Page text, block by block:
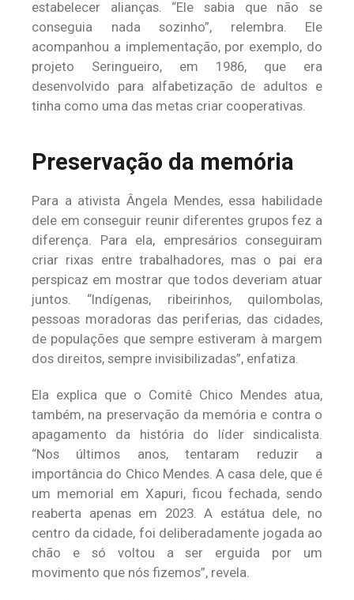
estabelecer alianças. “Ele sabia que não se
conseguia nada sozinho”, relembra. Ele
acompanhou a implementação, por exemplo, do
projeto Seringueiro, em 1986, que era
desenvolvido para alfabetização de adultos e
tinha como uma das metas criar cooperativas.
Preservação da memória
Para a ativista Ângela Mendes, essa habilidade
dele em conseguir reunir diferentes grupos fez a
diferença. Para ela, empresários conseguiram
criar rixas entre trabalhadores, mas o pai era
perspicaz em mostrar que todos deveriam atuar
juntos. “Indígenas, ribeirinhos, quilombolas,
pessoas moradoras das periferias, das cidades,
de populações que sempre estiveram à margem
dos direitos, sempre invisibilizadas”, enfatiza.
Ela explica que o Comitê Chico Mendes atua,
também, na preservação da memória e contra o
apagamento da história do líder sindicalista.
“Nos últimos anos, tentaram reduzir a
importância do Chico Mendes. A casa dele, que é
um memorial em Xapuri, ficou fechada, sendo
reaberta apenas em 2023. A estátua dele, no
centro da cidade, foi deliberadamente jogada ao
chão e só voltou a ser erguida por um
movimento que nós fizemos”, revela.